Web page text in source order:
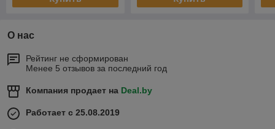
О нас
Рейтинг не сформирован
Менее 5 отзывов за последний год
Компания продает на Deal.by
Работает с 25.08.2019